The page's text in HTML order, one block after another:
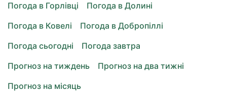
Погода в Горлівці
Погода в Долині
Погода в Ковелі
Погода в Добропіллі
Погода сьогодні
Погода завтра
Прогноз на тиждень
Прогноз на два тижні
Прогноз на місяць